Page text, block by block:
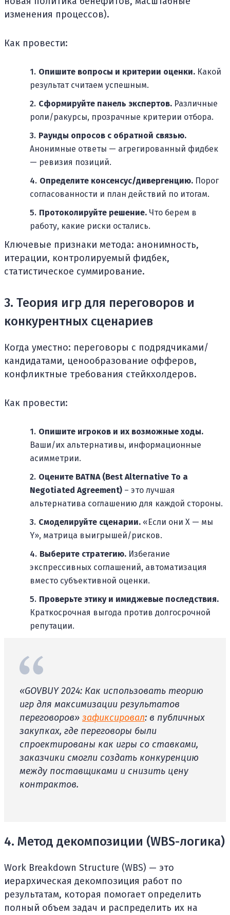
изменения процессов).
Как провести:
Опишите вопросы и критерии оценки. Какой
результат считаем успешным.
Сформируйте панель экспертов. Различные
роли/ракурсы, прозрачные критерии отбора.
Раунды опросов с обратной связью.
Анонимные ответы — агрегированный фидбек
— ревизия позиций.
Определите консенсус/дивергенцию. Порог
согласованности и план действий по итогам.
Протоколируйте решение. Что берем в
работу, какие риски остались.
Ключевые признаки метода: анонимность,
итерации, контролируемый фидбек,
статистическое суммирование.
3. Теория игр для переговоров и
конкурентных сценариев
Когда уместно: переговоры с подрядчиками/
кандидатами, ценообразование офферов,
конфликтные требования стейкхолдеров.
Как провести:
Опишите игроков и их возможные ходы.
Ваши/их альтернативы, информационные
асимметрии.
Оцените BATNA (Best Alternative To a
Negotiated Agreement) – это лучшая
альтернатива соглашению для каждой стороны.
Смоделируйте сценарии. «Если они X — мы
Y», матрица выигрышей/рисков.
Выберите стратегию. Избегание
экспрессивных соглашений, автоматизация
вместо субъективной оценки.
Проверьте этику и имиджевые последствия.
Краткосрочная выгода против долгосрочной
репутации.
«GOVBUY 2024: Как использовать теорию
игр для максимизации результатов
переговоров» зафиксировал: в публичных
закупках, где переговоры были
спроектированы как игры со ставками,
заказчики смогли создать конкуренцию
между поставщиками и снизить цену
контрактов.
4. Метод декомпозиции (WBS-логика)
Work Breakdown Structure (WBS) — это
иерархическая декомпозиция работ по
результатам, которая помогает определить
полный объем задач и распределить их на